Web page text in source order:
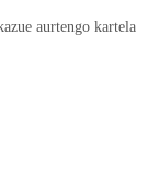
aurtengo kartela